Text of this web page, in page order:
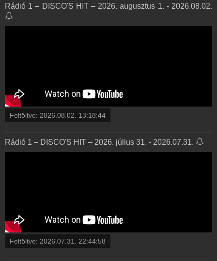
Rádió 1 – DISCO'S HIT – 2026. augusztus 1. - 2026.08.02.
Feltöltve: 2026.08.02. 13:18:44
Rádió 1 – DISCO'S HIT – 2026. július 31. - 2026.07.31.
Feltöltve: 2026.07.31. 22:44:58